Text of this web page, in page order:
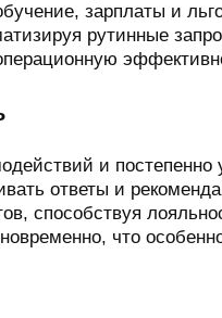
зарплаты и
рутинные
и
ответы и
способствуя
что